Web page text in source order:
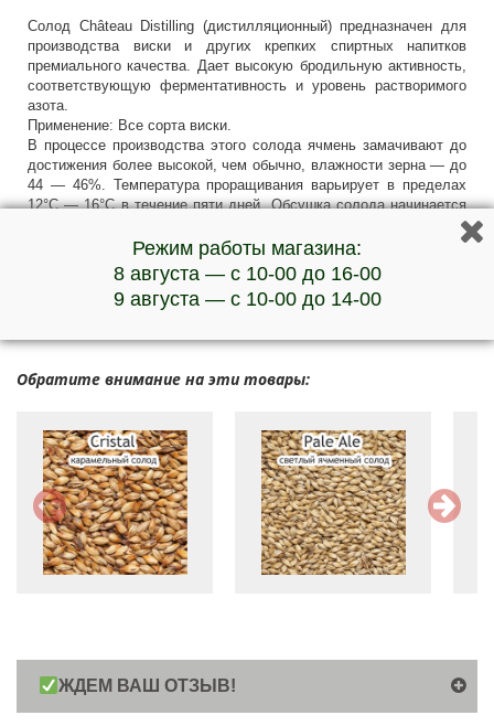
Солод Château Distilling (дистилляционный) предназначен для
производства виски и других крепких спиртных напитков
премиального качества. Дает высокую бродильную активность,
соответствующую ферментативность и уровень растворимого
азота.
Применение: Все сорта виски.
В процессе производства этого солода ячмень замачивают до
достижения более высокой, чем обычно, влажности зерна — до
44 — 46%. Температура проращивания варьирует в пределах
12°C — 16°C в течение пяти дней. Обсушка солода начинается
***Наличие товара и актуальную стоимость уточняйте у
менеджеров по телефону
Обратите внимание на эти товары:
ЖДЕМ ВАШ ОТЗЫВ!
Режим работы магазина:
8 августа — с 10-00 до 16-00
9 августа — с 10-00 до 14-00